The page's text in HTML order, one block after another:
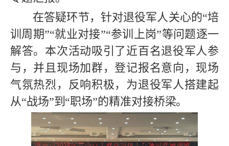
在答疑环节，针对退役军人关心的“培
训周期”“就业对接”“参训上岗”等问题逐一
解答。本次活动吸引了近百名退役军人参
与，并且现场加群，登记报名意向，现场
气氛热烈，反响积极，为退役军人搭建起
从“战场”到“职场”的精准对接桥梁。